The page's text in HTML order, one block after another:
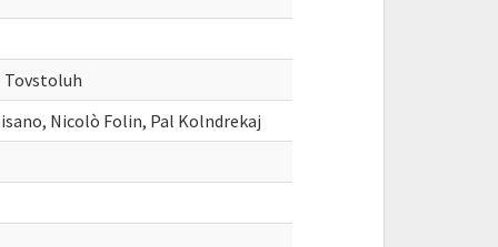
Tovstoluh
Nicolò Folin, Pal Kolndrekaj